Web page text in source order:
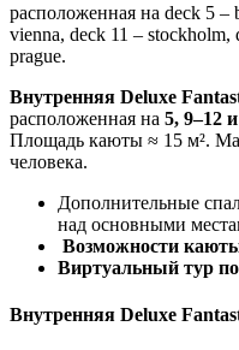
расположенная на deck 5 –
vienna, deck 11 – stockholm,
prague.
Внутренняя Deluxe
расположенная на 5, 9–12
Площадь каюты ≈ 15 м².
человека.
Дополнительные
над основными
Возможности
Виртуальный тур
Внутренняя Deluxe